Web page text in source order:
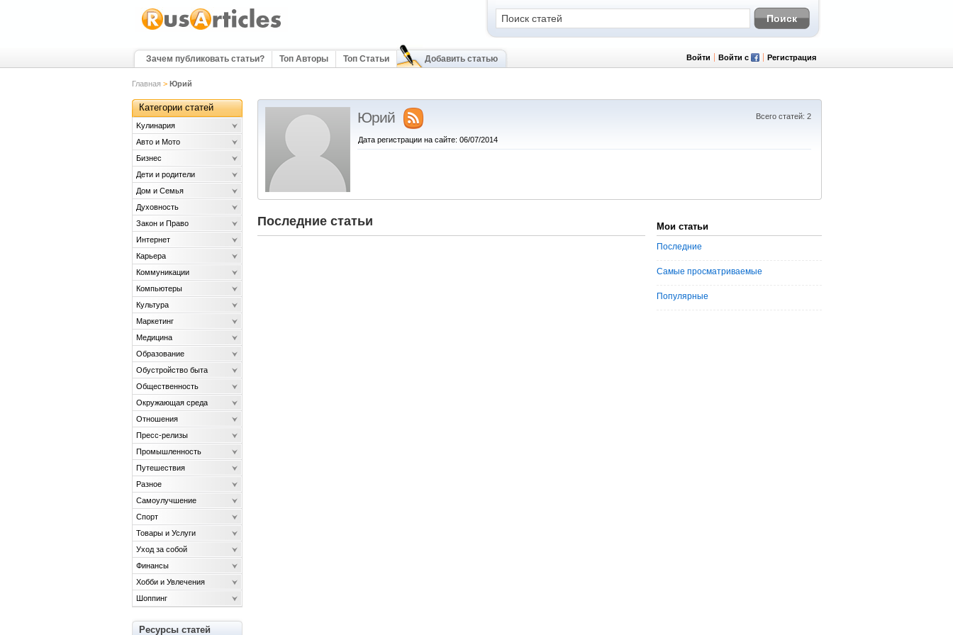
Зачем публиковать статьи? Топ Авторы Топ Статьи Добавить статью Войти Войти с Регистрация
Главная > Юрий
Юрий Всего статей: 2
Дата регистрации на сайте: 06/07/2014
Последние статьи Мои статьи
Последние
Самые просматриваемые
Популярные
Категории статей
Kулинария
Авто и Мото
Бизнес
Дети и родители
Дом и Семья
Духовность
Закон и Право
Интернет
Карьера
Коммуникации
Компьютеры
Культура
Маркетинг
Медицина
Образование
Обустройство быта
Общественность
Окружающая среда
Отношения
Пресс-релизы
Промышленность
Путешествия
Разное
Самоулучшение
Спорт
Товары и Услуги
Уход за собой
Финансы
Хобби и Увлечения
Шоппинг
Ресурсы статей